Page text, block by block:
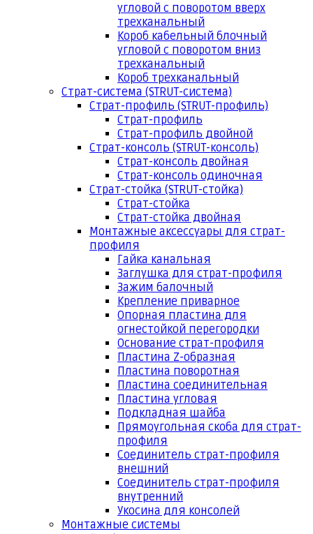
угловой с поворотом вверх
трехканальный
Короб кабельный блочный
угловой с поворотом вниз
трехканальный
Короб трехканальный
Страт-система (STRUT-система)
Страт-профиль (STRUT-профиль)
Страт-профиль
Страт-профиль двойной
Страт-консоль (STRUT-консоль)
Страт-консоль двойная
Страт-консоль одиночная
Страт-стойка (STRUT-стойка)
Страт-стойка
Страт-стойка двойная
Монтажные аксессуары для страт-
профиля
Гайка канальная
Заглушка для страт-профиля
Зажим балочный
Крепление приварное
Опорная пластина для
огнестойкой перегородки
Основание страт-профиля
Пластина Z-образная
Пластина поворотная
Пластина соединительная
Пластина угловая
Подкладная шайба
Прямоугольная скоба для страт-
профиля
Соединитель страт-профиля
внешний
Соединитель страт-профиля
внутренний
Укосина для консолей
Монтажные системы